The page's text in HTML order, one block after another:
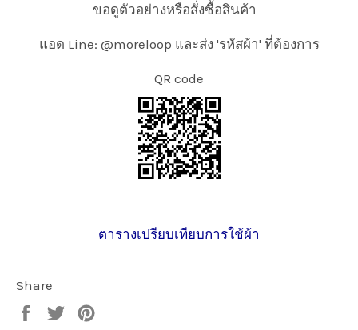
ขอดูตัวอย่างหรือสั่งซื้อสินค้า
แอด Line: @moreloop และส่ง 'รหัสผ้า' ที่ต้องการ
QR code
ตารางเปรียบเทียบการใช้ผ้า
Share
Share Tweet